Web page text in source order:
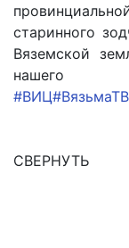
старинного
Вяземской
#ВИЦ#ВязьмаТВ
СВЕРНУТЬ